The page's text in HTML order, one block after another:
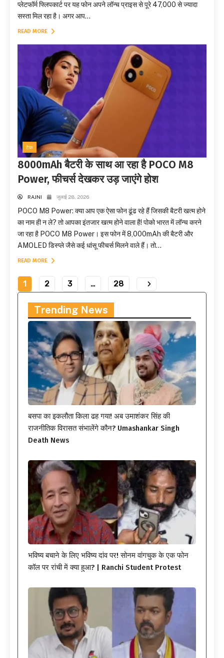
प्लेटफॉर्म फ्लिपकार्ट पर यह फोन अपने लॉन्च प्राइस से पूरे 47,000 से ज्यादा
सस्ता मिल रहा है। अगर आप...
READ MORE
टेक
8000mAh बैटरी के साथ आ रहा है POCO M8
Power, फीचर्स देखकर उड़ जाएंगे होश
RAJNI जुलाई 28, 2026
POCO M8 Power: क्या आप एक ऐसा फोन ढूंढ रहे हैं जिसकी बैटरी खत्म होने
का नाम ही न ले? तो आपका इंतजार खत्म होने वाला है! पोको भारत में लॉन्च करने
जा रहा है POCO M8 Power। इस फोन में 8,000mAh की बैटरी और
AMOLED डिस्प्ले जैसे कई धांसू फीचर्स मिलने वाले हैं। तो...
READ MORE
1 2 3 … 28
Trending News
बसपा का इकलौता किला ढह गया! अब उमाशंकर सिंह की
राजनीतिक विरासत संभालेंगे कौन? Umashankar Singh
Death News
भविष्य बचाने के लिए भविष्य दांव पर! सोनम वांगचुक के एक फोन
कॉल पर रांची में क्या हुआ? | Ranchi Student Protest